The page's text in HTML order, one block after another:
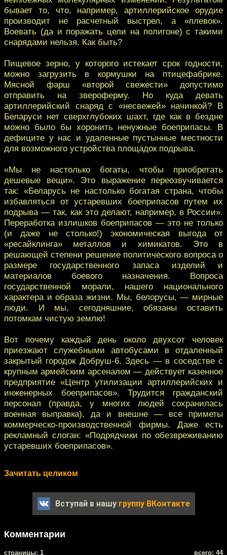
бывает то, что, например, артиллерийское орудие
производит не расчетный выстрел, а «плевок».
Воевать (да и поражать цели на полигоне) с такими
снарядами нельзя. Как быть?
Пищевое зерно, у которого истекает срок годности,
можно загрузить в кормушки на птицефабрике.
Мясной фарш «второй свежести» допустимо
отправить на звероферму. Но куда девать
артиллерийский снаряд с «несвежей» начинкой? В
Беларуси нет сверхглубоких шахт, где как в бездне
можно было бы хоронить ненужные боеприпасы. В
дефиците у нас и удаленные пустынные местности
для возможного устройства площадок подрыва.
«Мы не настолько богаты, чтобы приобретать
дешевые вещи». Это выражение переозвучивается
так: «Беларусь не настолько богатая страна, чтобы
избавляться от устаревших боеприпасов путем их
подрыва — так, как это делают, например, в России».
Переработка излишков боеприпасов — это не только
(и даже не столько!) экономическая выгода от
«ресайклинга» металлов и химикатов. Это в
решающей степени решение политического вопроса о
размере государственного запаса изделий и
материалов боевого назначения. Вопроса
государственной морали, нашего национального
характера и образа жизни. Мы, белорусы, — мирные
люди. И мы, сегодняшние, обязаны оставить
потомкам чистую землю!
Вот почему каждый день около двухсот человек
приезжают служебными автобусами в отдаленный
закрытый городок Добруш-6. Здесь — в соседстве с
крупным армейским арсеналом — действует казенное
предприятие «Центр утилизации артиллерийских и
инженерных боеприпасов». Трудится гражданский
персонал (правда, у многих людей сохранилась
военная выправка), да и внешне — все приметы
коммерческо-производственной фирмы. Даже есть
рекламный слоган: «Подрядчики по обезвреживанию
устаревших боеприпасов».
Зачитать целиком
Вступай в нашу группу ВКонтакте
Комментарии
cтраницы: 1 всего: 44